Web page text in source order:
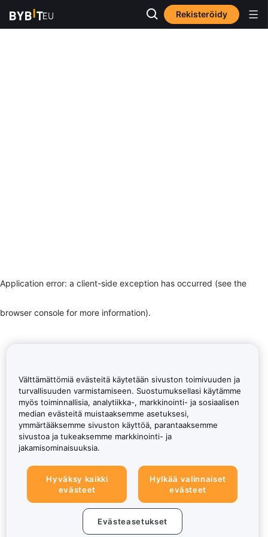
Rekisteröidy
Application error: a client-side exception has occurred (see the
browser console for more information).
Välttämättömiä evästeitä käytetään sivuston toimivuuden ja
turvallisuuden varmistamiseen. Suostumuksellasi käytämme
myös toiminnallisia, analytiikka-, markkinointi- ja sosiaalisen
median evästeitä muistaaksemme asetuksesi,
ymmärtääksemme sivuston käyttöä, parantaaksemme
sivustoa ja tukeaksemme markkinointi- ja
jakamisominaisuuksia.
Hyväksy kaikki
evästeet
Hylkää valinnaiset
evästeet
Evästeasetukset